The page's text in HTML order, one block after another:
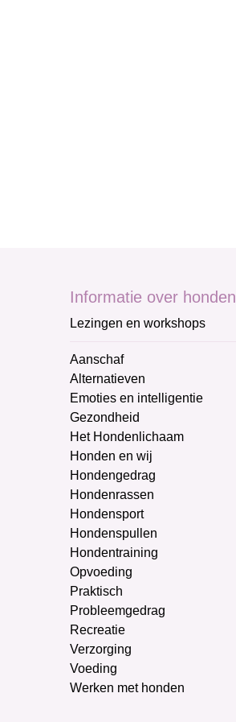
Informatie over honden
Lezingen en workshops
Aanschaf
Alternatieven
Emoties en intelligentie
Gezondheid
Het Hondenlichaam
Honden en wij
Hondengedrag
Hondenrassen
Hondensport
Hondenspullen
Hondentraining
Opvoeding
Praktisch
Probleemgedrag
Recreatie
Verzorging
Voeding
Werken met honden